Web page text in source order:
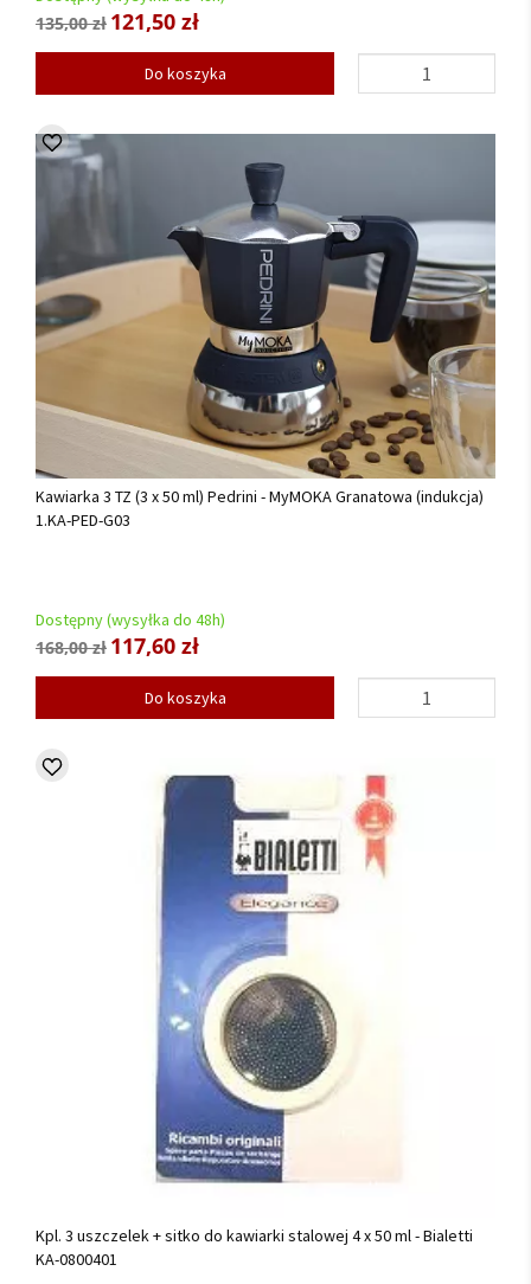
135,00 zł 121,50 zł
Do koszyka
Kawiarka 3 TZ (3 x 50 ml) Pedrini - MyMOKA Granatowa (indukcja)
1.KA-PED-G03
Dostępny (wysyłka do 48h)
168,00 zł 117,60 zł
Do koszyka
Kpl. 3 uszczelek + sitko do kawiarki stalowej 4 x 50 ml - Bialetti
KA-0800401